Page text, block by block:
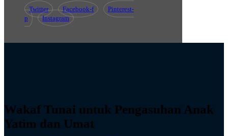
Twitter Facebook-f
Pinterest-
p
Instagram
Wakaf Tunai untuk Pengasuhan Anak
Yatim dan Umat